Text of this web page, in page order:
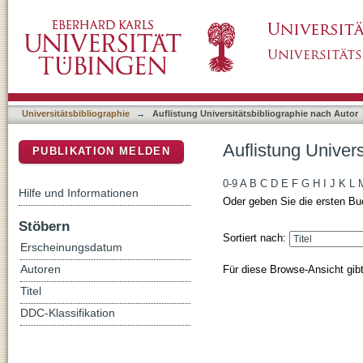
Universitätsbibliographie → Auflistung Universitätsbibliographie nach Autor
Auflistung
0-9 A B C D E F G H J K L
Oder geben Sie die ersten
Sortiert nach:
Für diese Browse-Ansicht
PUBLIKATION MELDEN
Hilfe und Informationen
Stöbern
Erscheinungsdatum
Autoren
Titel
DDC-Klassifikation